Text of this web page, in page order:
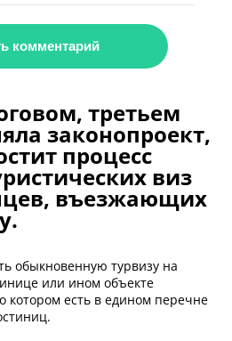
комментарий
третьем
законопроект,
процесс
виз
въезжающих
обыкновенную турвизу на
или ином объекте
котором есть в едином перечне